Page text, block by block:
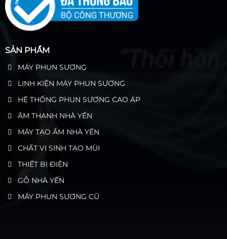
SẢN PHẨM
MÁY PHUN SƯƠNG
LINH KIỆN MÁY PHUN SƯƠNG
HỆ THỐNG PHUN SƯƠNG CAO ÁP
ÂM THANH NHÀ YẾN
MÁY TẠO ẨM NHÀ YẾN
CHẤT VI SINH TẠO MÙI
THIẾT BỊ ĐIỆN
GỖ NHÀ YẾN
MÁY PHUN SƯƠNG CŨ